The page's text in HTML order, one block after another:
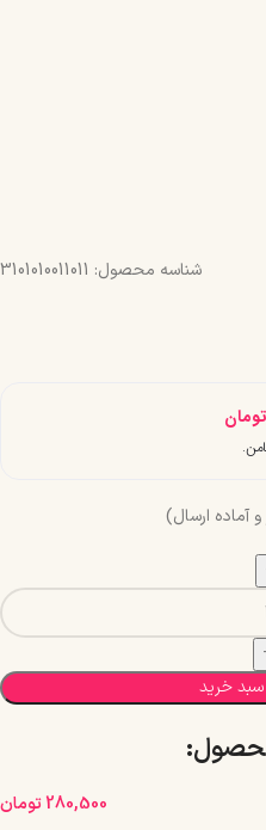
شناسه محصول: 3101010011011
تومان
آماده ارسال)
سبد خرید
280,500تومان